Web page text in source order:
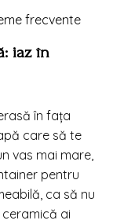
frecvente
iaz în
în faţa
care să te
vas mai mare,
pentru
ca să nu
ai